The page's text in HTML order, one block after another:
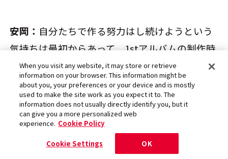
安岡： 自分たちで作る努力はし続けようという
気持ちは最初からあって、1stアルバムの制作時
から作曲合宿に行かせてもらっていましたね。
もちろん、この作家さんに書いてもらいたいと
打診することもあったんですけど、ほぼ全員に
断られました。当時はまだボーカルグループに
曲を書くスペシャリストがいなかったんです。
もし、素敵な曲を書いてくださったとしても、
When you visit any website, it may store or retrieve
information on your browser. This information might be
about you, your preferences or your device and is mostly
used to make the site work as you expect it to. The
information does not usually directly identify you, but it
can give you a more personalized web
experience. Cookie Policy
Cookie Settings OK